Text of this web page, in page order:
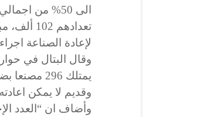
الى 50% من
تعدادهم
لإعادة الصناعة
وقال البتال في
وقديم لا يمكن
وأضاف ان “العدد